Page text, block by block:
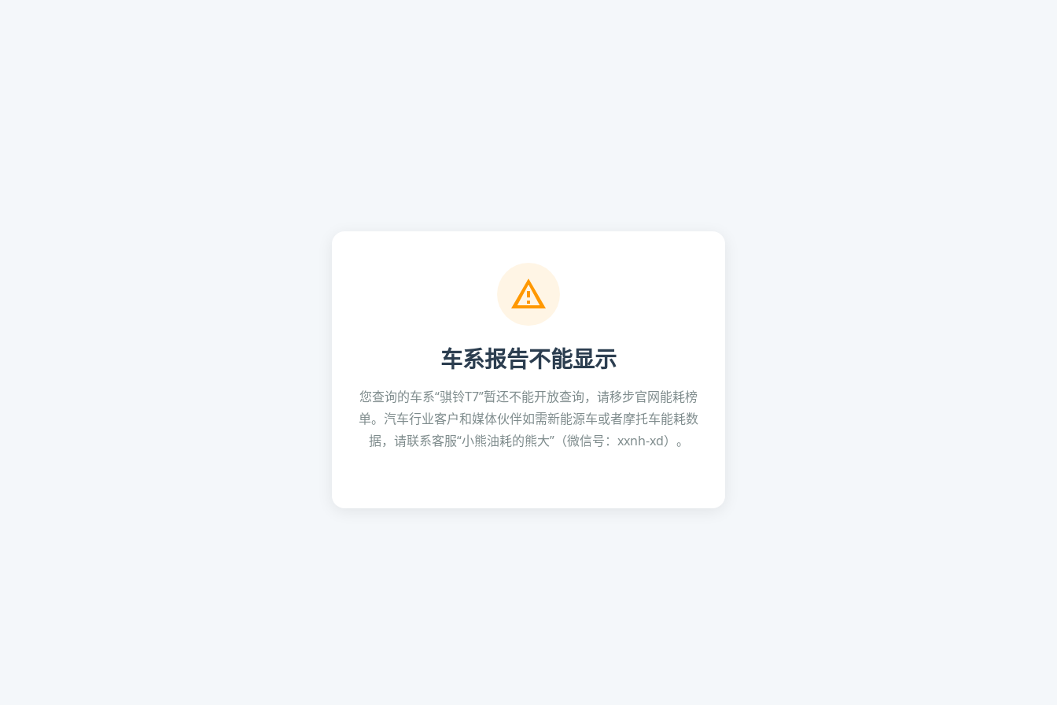
车系报告不能显示
您查询的车系“骐铃T7”暂还不能开放查询，请移步官网能耗榜
单。汽车行业客户和媒体伙伴如需新能源车或者摩托车能耗数
据，请联系客服“小熊油耗的熊大”（微信号：xxnh-xd）。